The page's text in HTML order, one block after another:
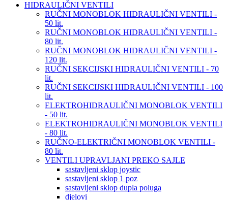
HIDRAULIČNI VENTILI
RUČNI MONOBLOK HIDRAULIČNI VENTILI -
50 lit.
RUČNI MONOBLOK HIDRAULIČNI VENTILI -
80 lit.
RUČNI MONOBLOK HIDRAULIČNI VENTILI -
120 lit.
RUČNI SEKCIJSKI HIDRAULIČNI VENTILI - 70
lit.
RUČNI SEKCIJSKI HIDRAULIČNI VENTILI - 100
lit.
ELEKTROHIDRAULIČNI MONOBLOK VENTILI
- 50 lit.
ELEKTROHIDRAULIČNI MONOBLOK VENTILI
- 80 lit.
RUČNO-ELEKTRIČNI MONOBLOK VENTILI -
80 lit.
VENTILI UPRAVLJANI PREKO SAJLE
sastavljeni sklop joystic
sastavljeni sklop 1 poz
sastavljeni sklop dupla poluga
djelovi